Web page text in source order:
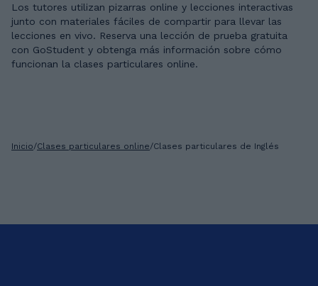
Los tutores utilizan pizarras online y lecciones interactivas
junto con materiales fáciles de compartir para llevar las
lecciones en vivo. Reserva una lección de prueba gratuita
con GoStudent y obtenga más información sobre cómo
funcionan la clases particulares online.
Inicio/Clases particulares online/Clases particulares de Inglés